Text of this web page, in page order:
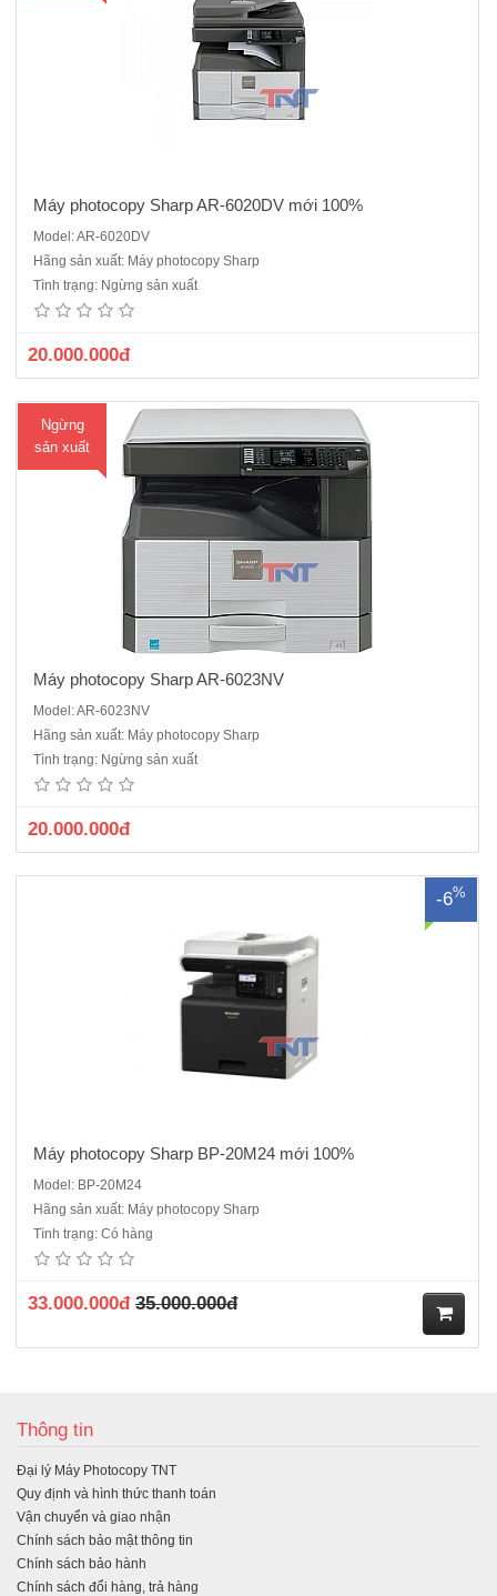
Máy photocopy Sharp AR-6020DV mới 100%
Model: AR-6020DV
Hãng sản xuất: Máy photocopy Sharp
Tình trạng: Ngừng sản xuất
20.000.000đ
Ngừng
sản xuất
Máy photocopy Sharp AR-6023NV mới 100%Chức năng cơ bản:
Copy - In mạng - Scan màu- in 2 mặt tự động• Sao chụp/in kỹ thuật
số (SOPM)• Tốc độ Copy: 23 bản/phút A4 • Tốc độ In mạng : 23
Máy photocopy Sharp AR-6023NV
Model: AR-6023NV
Hãng sản xuất: Máy photocopy Sharp
Tình trạng: Ngừng sản xuất
20.000.000đ
-6%
Máy photocopy Sharp BP-20M24 mới 100%Chức năng:
Photocopy/in/scanSao chụp/in kỹ thuật số (SOPM)Tốc độ copy/in
mạng: 24 bản/phút A4Khổ giấy lớn nhất A3, nhỏ nhất A6Phóng to thu
nhỏ từ : 25 – 400%Màn hình hiển thị LCD 5 dòng .Bộ phận nạp và đảo
Máy photocopy Sharp BP-20M24 mới 100%
Model: BP-20M24
Hãng sản xuất: Máy photocopy Sharp
Tình trạng: Có hàng
33.000.000đ 35.000.000đ
Thông tin
Đại lý Máy Photocopy TNT
Quy định và hình thức thanh toán
Vận chuyển và giao nhận
Chính sách bảo mật thông tin
Chính sách bảo hành
Chính sách đổi hàng, trả hàng